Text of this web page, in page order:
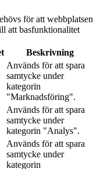
för att webbplatsen
att basfunktionalitet
Beskrivning
Används för att spara
samtycke under
kategorin
"Marknadsföring".
Används för att spara
samtycke under
kategorin "Analys".
Används för att spara
samtycke under
kategorin